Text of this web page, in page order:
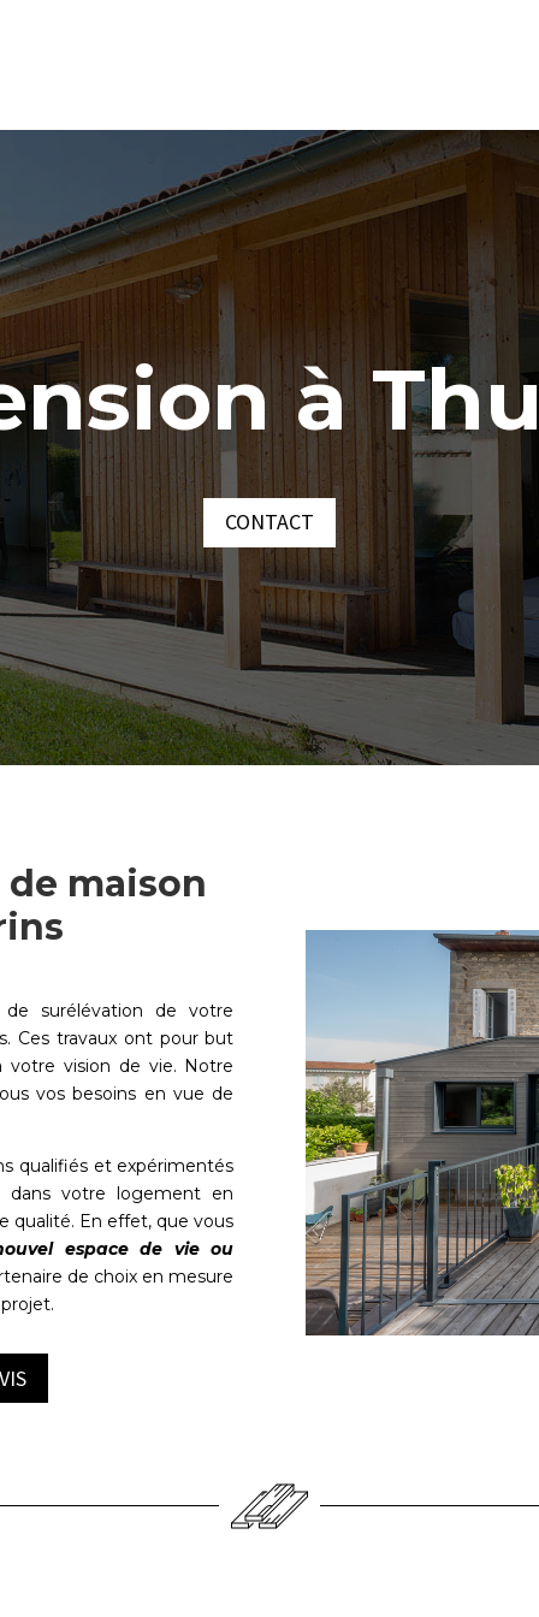
à
CONTACT
de maison
surélévation de votre
Ces travaux ont pour but
votre vision de vie. Notre
vos besoins en vue de
qualifiés et expérimentés
dans votre logement en
qualité. En effet, que vous
espace de vie ou
de choix en mesure